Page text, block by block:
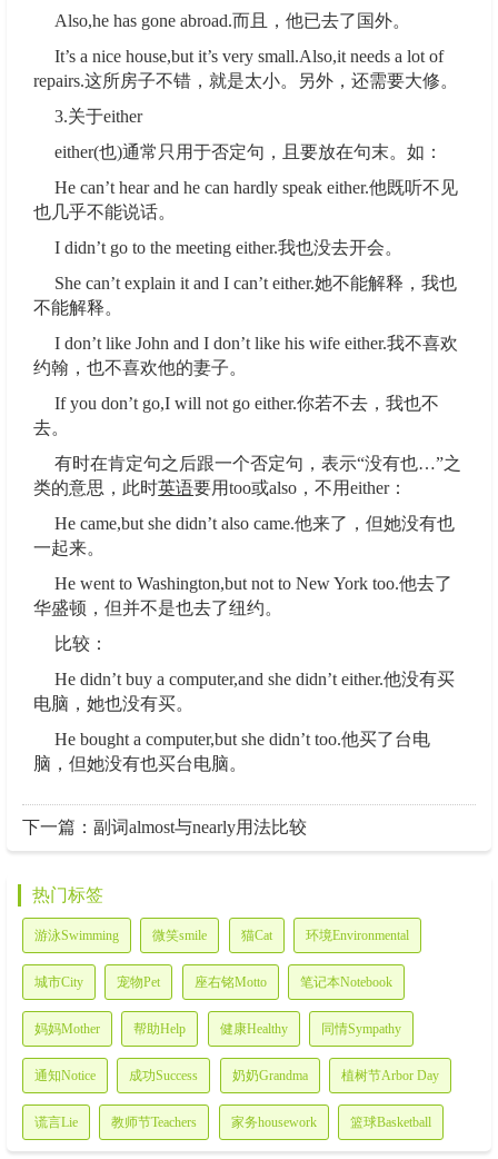
Also,he has gone abroad.而且，他已去了国外。
It’s a nice house,but it’s very small.Also,it needs a lot of
repairs.这所房子不错，就是太小。另外，还需要大修。
3.关于either
either(也)通常只用于否定句，且要放在句末。如：
He can’t hear and he can hardly speak either.他既听不见
也几乎不能说话。
I didn’t go to the meeting either.我也没去开会。
She can’t explain it and I can’t either.她不能解释，我也
不能解释。
I don’t like John and I don’t like his wife either.我不喜欢
约翰，也不喜欢他的妻子。
If you don’t go,I will not go either.你若不去，我也不
去。
有时在肯定句之后跟一个否定句，表示“没有也…”之
类的意思，此时英语要用too或also，不用either：
He came,but she didn’t also came.他来了，但她没有也
一起来。
He went to Washington,but not to New York too.他去了
华盛顿，但并不是也去了纽约。
比较：
He didn’t buy a computer,and she didn’t either.他没有买
电脑，她也没有买。
He bought a computer,but she didn’t too.他买了台电
脑，但她没有也买台电脑。
下一篇：副词almost与nearly用法比较
热门标签
游泳Swimming 微笑smile 猫Cat 环境Environmental
城市City 宠物Pet 座右铭Motto 笔记本Notebook
妈妈Mother 帮助Help 健康Healthy 同情Sympathy
通知Notice 成功Success 奶奶Grandma 植树节Arbor Day
谎言Lie 教师节Teachers 家务housework 篮球Basketball